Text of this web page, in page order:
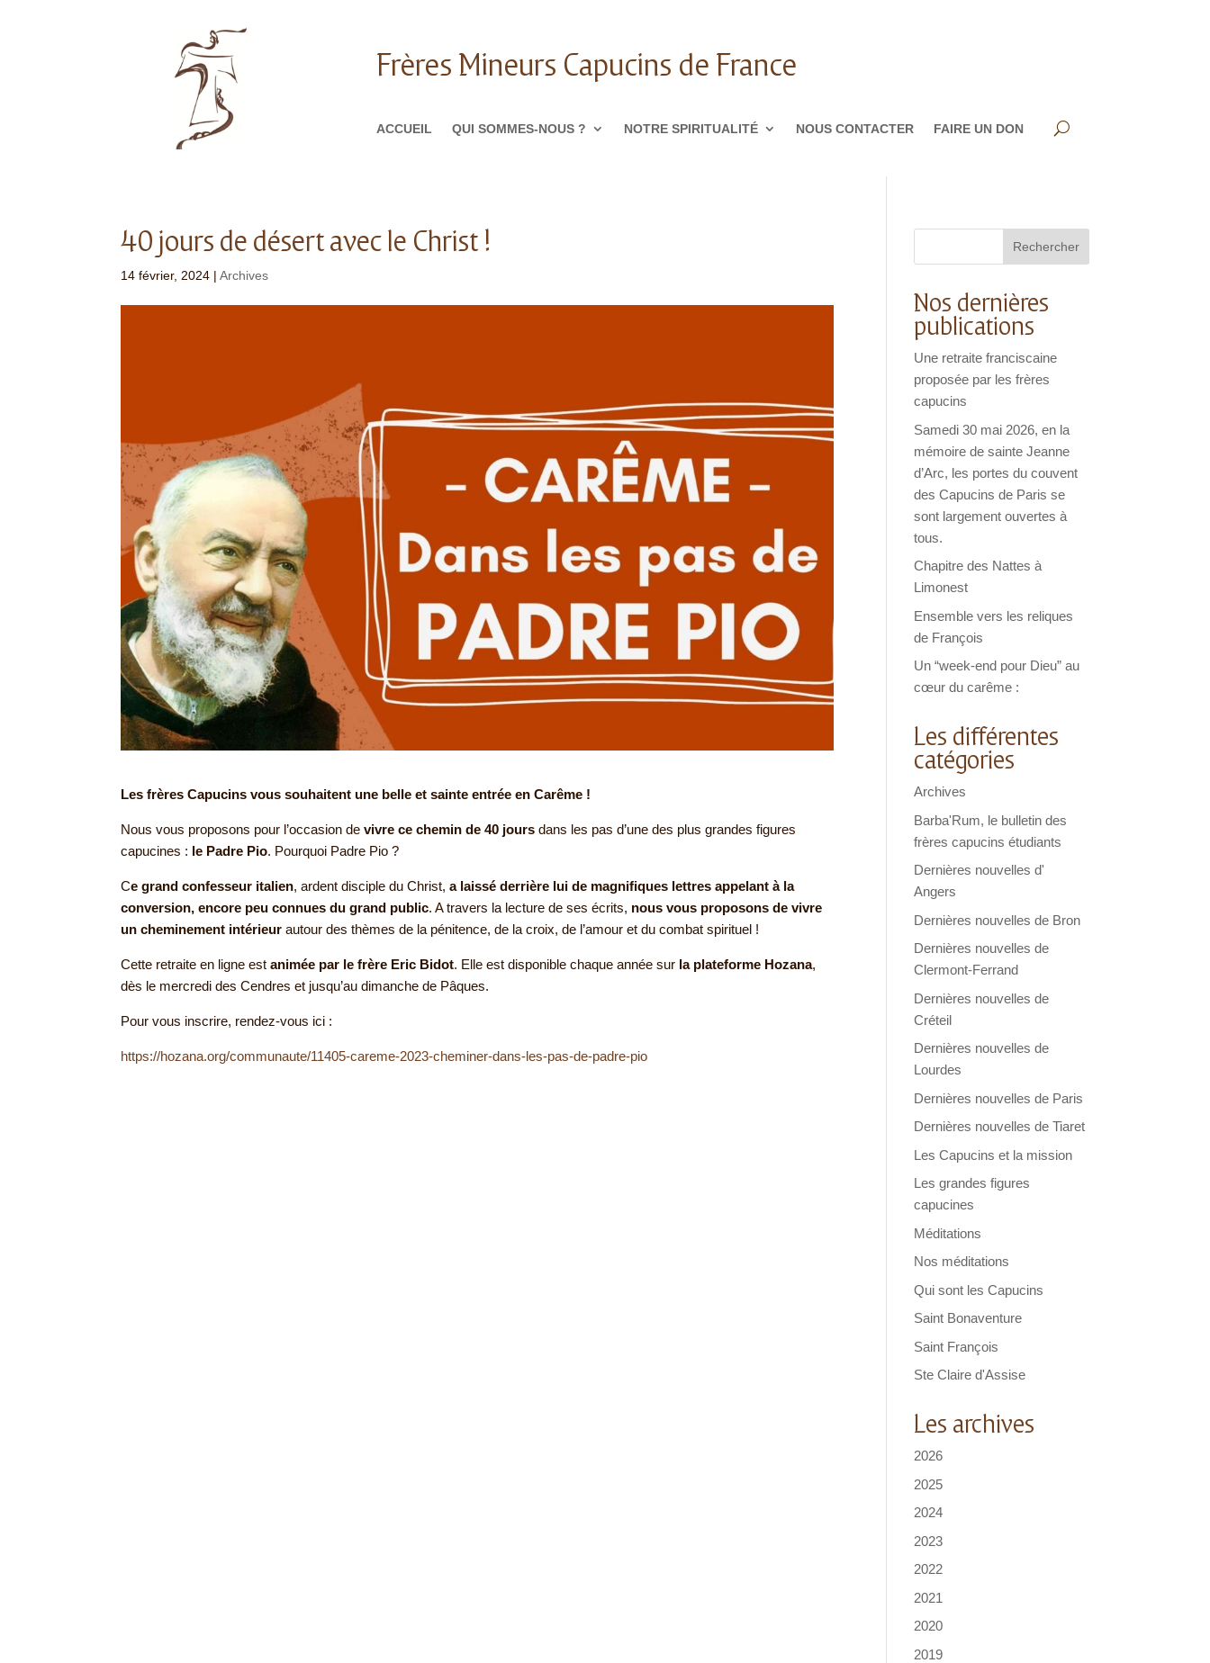
Frères Mineurs Capucins de France
ACCUEIL QUI SOMMES-NOUS ? NOTRE SPIRITUALITÉ NOUS CONTACTER FAIRE UN DON
40 jours de désert avec le Christ !
14 février, 2024 |Archives
Les frères Capucins vous souhaitent une belle et sainte entrée en Carême !
Nous vous proposons pour l’occasion devivre ce chemin de 40 joursdans les pas d’une des plus grandes figures
capucines : le Padre Pio. Pourquoi Padre Pio ?
Ce grand confesseur italien, ardent disciple du Christ, a laissé derrière lui de magnifiques lettres appelant à la
conversion, encore peu connues du grand public. A travers la lecture de ses écrits, nous vous proposons de vivre
un cheminement intérieurautour des thèmes de la pénitence, de la croix, de l’amour et du combat spirituel !
Cette retraite en ligne estanimée par le frère Eric Bidot. Elle est disponible chaque année sur la plateforme Hozana,
dès le mercredi des Cendres et jusqu’au dimanche de Pâques.
Pour vous inscrire, rendez-vous ici :
https://hozana.org/communaute/11405-careme-2023-cheminer-dans-les-pas-de-padre-pio
Rechercher
Nos dernières
publications
Une retraite franciscaine
proposée par les frères
capucins
Samedi 30 mai 2026, en la
mémoire de sainte Jeanne
d’Arc, les portes du couvent
des Capucins de Paris se
sont largement ouvertes à
tous.
Chapitre des Nattes à
Limonest
Ensemble vers les reliques
de François
Un “week-end pour Dieu” au
cœur du carême :
Les différentes
catégories
Archives
Barba'Rum, le bulletin des
frères capucins étudiants
Dernières nouvelles d'
Angers
Dernières nouvelles de Bron
Dernières nouvelles de
Clermont-Ferrand
Dernières nouvelles de
Créteil
Dernières nouvelles de
Lourdes
Dernières nouvelles de Paris
Dernières nouvelles de Tiaret
Les Capucins et la mission
Les grandes figures
capucines
Méditations
Nos méditations
Qui sont les Capucins
Saint Bonaventure
Saint François
Ste Claire d'Assise
Les archives
2026
2025
2024
2023
2022
2021
2020
2019